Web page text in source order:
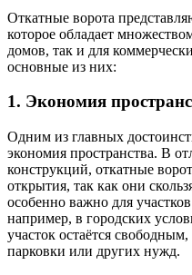
Откатные ворота
которое обладает
домов, так и для
основные из них:
1. Экономия
Одним из главных
экономия пространства. В
конструкций, откатные
открытия, так как они
особенно важно для
например, в городских
участок остаётся
парковки или других нужд.